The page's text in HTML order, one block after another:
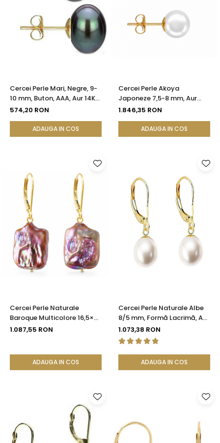
Cercei Perle Mari, Negre, 9-
10 mm, Buton, AAA, Aur 14K
(aur 585), Tip Șurub |
574,20 RON
ADAUGA IN COS
Cercei Perle Akoya
Japoneze 7,5-8 mm, Aur
Galben 14K, Tip Șurub -
1.846,35 RON
ADAUGA IN COS
Cercei Perle Naturale
Baroque Multicolore 16,5×25
mm, Aur 14K (aur 585),
1.087,55 RON
ADAUGA IN COS
Cercei Perle Naturale Albe
8/5 mm, Formă Lacrimă, Aur
14K (aur 585), Calitate AAA |
KASKADDA®
1.073,38 RON
ADAUGA IN COS